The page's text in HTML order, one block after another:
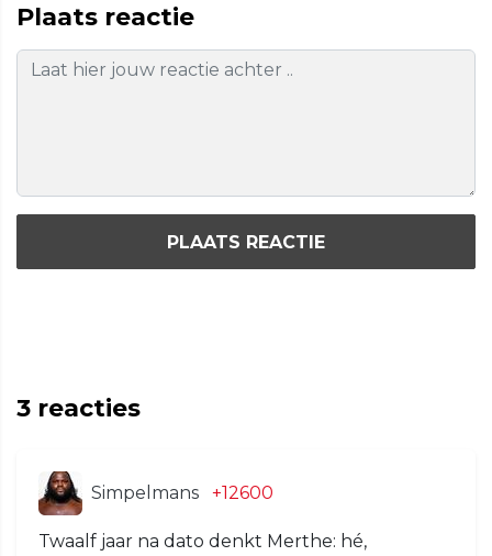
Plaats reactie
PLAATS REACTIE
3 reacties
Simpelmans +12600
Twaalf jaar na dato denkt Merthe: hé,